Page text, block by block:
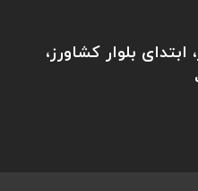
بلوار کشاورز،